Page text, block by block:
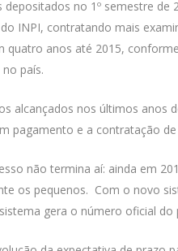
depositados no 1º semestre
INPI, contratando mais
quatro anos até 2015,
país.
alcançados nos últimos anos
pagamento e a contratação
não termina aí: ainda em
os pequenos. Com o novo
gera o número oficial